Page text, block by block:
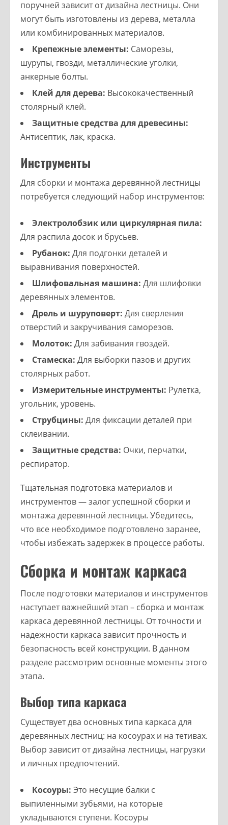
поручней зависит от дизайна лестницы. Они
могут быть изготовлены из дерева, металла
или комбинированных материалов.
Крепежные элементы: Саморезы,
шурупы, гвозди, металлические уголки,
анкерные болты.
Клей для дерева: Высококачественный
столярный клей.
Защитные средства для древесины:
Антисептик, лак, краска.
Инструменты
Для сборки и монтажа деревянной лестницы
потребуется следующий набор инструментов:
Электролобзик или циркулярная пила:
Для распила досок и брусьев.
Рубанок: Для подгонки деталей и
выравнивания поверхностей.
Шлифовальная машина: Для шлифовки
деревянных элементов.
Дрель и шуруповерт: Для сверления
отверстий и закручивания саморезов.
Молоток: Для забивания гвоздей.
Стамеска: Для выборки пазов и других
столярных работ.
Измерительные инструменты: Рулетка,
угольник, уровень.
Струбцины: Для фиксации деталей при
склеивании.
Защитные средства: Очки, перчатки,
респиратор.
Тщательная подготовка материалов и
инструментов — залог успешной сборки и
монтажа деревянной лестницы. Убедитесь,
что все необходимое подготовлено заранее,
чтобы избежать задержек в процессе работы.
Сборка и монтаж каркаса
После подготовки материалов и инструментов
наступает важнейший этап – сборка и монтаж
каркаса деревянной лестницы. От точности и
надежности каркаса зависит прочность и
безопасность всей конструкции. В данном
разделе рассмотрим основные моменты этого
этапа.
Выбор типа каркаса
Существует два основных типа каркаса для
деревянных лестниц: на косоурах и на тетивах.
Выбор зависит от дизайна лестницы, нагрузки
и личных предпочтений.
Косоуры: Это несущие балки с
выпиленными зубьями, на которые
укладываются ступени. Косоуры